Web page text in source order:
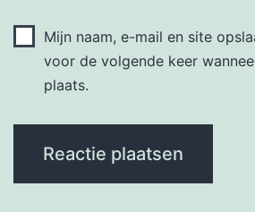
Mijn naam, e-mail en site
voor de volgende keer
plaats.